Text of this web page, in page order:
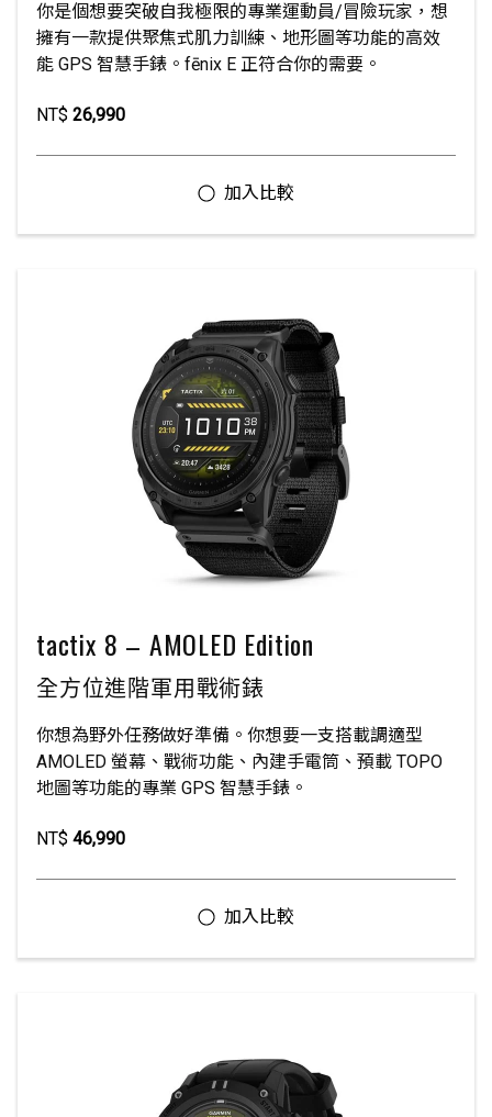
你是個想要突破自我極限的專業運動員/冒險玩家，想
擁有一款提供聚焦式肌力訓練、地形圖等功能的高效
能 GPS 智慧手錶。fēnix E 正符合你的需要。
NT$ 26,990
tactix 8 – AMOLED Edition
全方位進階軍用戰術錶
你想為野外任務做好準備。你想要一支搭載調適型
AMOLED 螢幕、戰術功能、內建手電筒、預載 TOPO
地圖等功能的專業 GPS 智慧手錶。
NT$ 46,990